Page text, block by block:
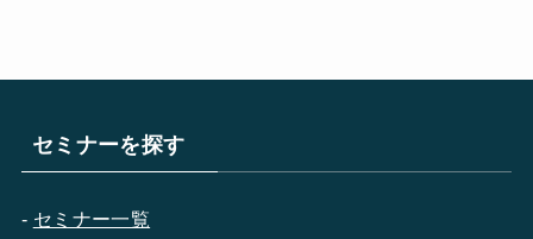
セミナーを探す
- セミナー一覧